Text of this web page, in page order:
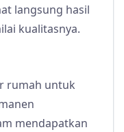
langsung hasil
kualitasnya.
rumah untuk
mendapatkan